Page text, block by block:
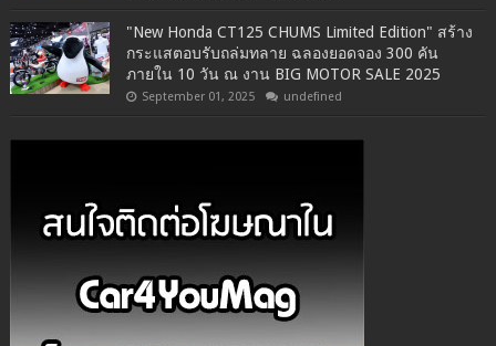
"New Honda CT125 CHUMS Limited Edition" สร้าง
กระแสตอบรับถล่มทลาย ฉลองยอดจอง 300 คัน
ภายใน 10 วัน ณ งาน BIG MOTOR SALE 2025
September 01, 2025 undefined